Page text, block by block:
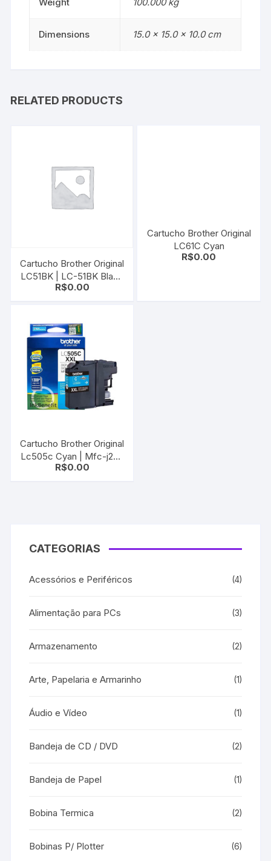
Dimensions 15.0 × 15.0 × 10.0 cm
RELATED PRODUCTS
Cartucho Brother Original
LC51BK | LC-51BK Black
| DCP-130 | 330C |
R$0.00
Cartucho Brother Original
LC61C Cyan
R$0.00
Cartucho Brother Original
Lc505c Cyan | Mfc-j200
Dcp-j105
R$0.00
CATEGORIAS
Acessórios e Periféricos (4)
Alimentação para PCs (3)
Armazenamento (2)
Arte, Papelaria e Armarinho (1)
Áudio e Vídeo (1)
Bandeja de CD / DVD (2)
Bandeja de Papel (1)
Bobina Termica (2)
Bobinas P/ Plotter (6)